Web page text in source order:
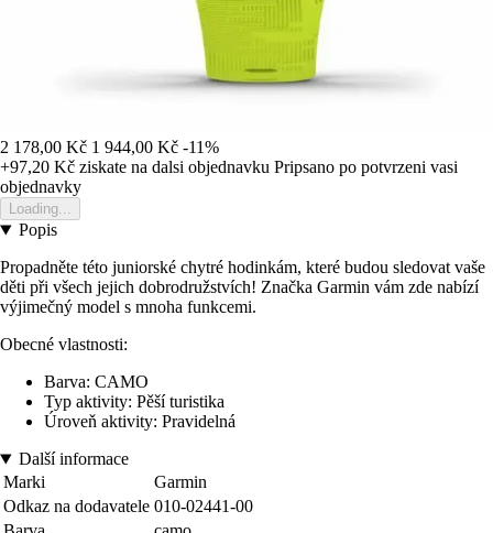
2 178,00 Kč 1 944,00 Kč -11%
+97,20 Kč ziskate na dalsi objednavku Pripsano po potvrzeni vasi
objednavky
Loading...
Popis
Propadněte této juniorské chytré hodinkám, které budou sledovat vaše
děti při všech jejich dobrodružstvích! Značka Garmin vám zde nabízí
výjimečný model s mnoha funkcemi.
Obecné vlastnosti:
Barva: CAMO
Typ aktivity: Pěší turistika
Úroveň aktivity: Pravidelná
Další informace
Marki
Garmin
Odkaz na dodavatele 010-02441-00